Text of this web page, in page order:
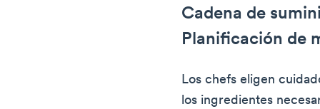
Cadena de
Planificación de
Los chefs eligen
los ingredientes